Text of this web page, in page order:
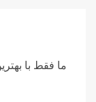
ما فقط با